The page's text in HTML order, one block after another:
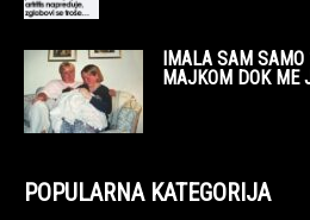
IMALA SAM SAMO
MAJKOM DOK ME
POPULARNA KATEGORIJA